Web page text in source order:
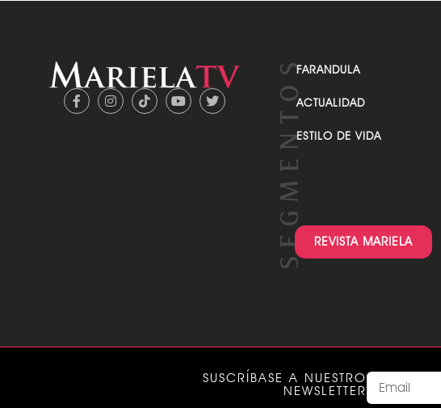
FARANDULA
ACTUALIDAD
ESTILO DE VIDA
REVISTA MARIELA
SUSCRÍBASE A NUESTRO
NEWSLETTER